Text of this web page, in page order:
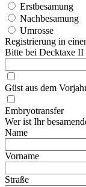
Erstbesamung
Nachbesamung
Umrosse
Registrierung in
Bitte bei Decktaxe II
Güst aus dem
Embryotransfer
Wer ist Ihr
Name
Vorname
Straße